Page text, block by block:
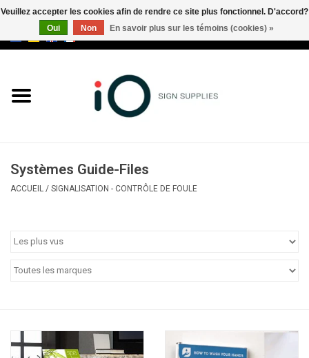
Marques
Systèmes Guide-Files
ACCUEIL / SIGNALISATION - CONTRÔLE DE FOULE
Veuillez accepter les cookies afin de rendre ce site plus fonctionnel. D'accord?
Oui
Non En savoir plus sur les témoins (cookies) »